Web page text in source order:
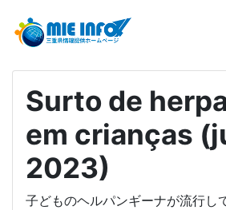
Surto de
em crianças
2023)
子どものヘルパンギーナが流行し